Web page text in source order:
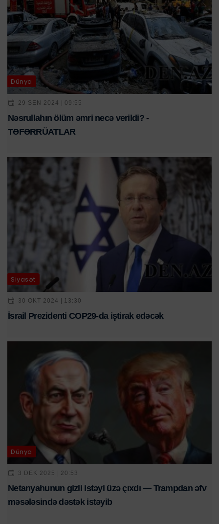
Dünya
29 SEN 2024 | 09:55
Nəsrullahın ölüm əmri necə verildi? -
TƏFƏRRÜATLAR
Siyasət
30 OKT 2024 | 13:30
İsrail Prezidenti COP29-da iştirak edəcək
Dünya
3 DEK 2025 | 20:53
Netanyahunun gizli istəyi üzə çıxdı — Trampdan əfv
məsələsində dəstək istəyib